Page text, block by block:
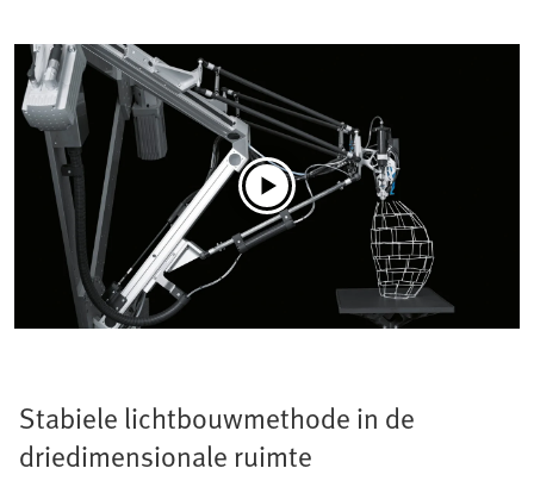
Stabiele lichtbouwmethode in de
driedimensionale ruimte